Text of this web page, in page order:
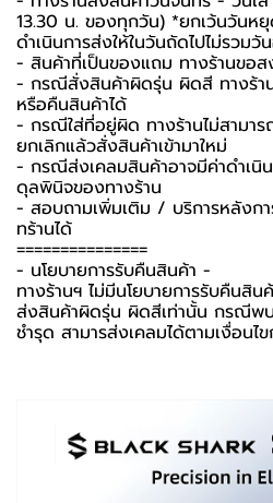
13.30 น. ของทุกวัน) *ยกเว้นวันห
ดำเนินการส่งให้ในวันถัดไปไม่รวมวั
- สินค้าที่เป็นของแถม ทางร้านขอ
- กรณีสั่งสินค้าผิดรุ่น ผิดสี ทางร้า
หรือคืนสินค้าได้
- กรณีใส่ที่อยู่ผิด ทางร้านไม่สามาร
ยกเลิกแล้วสั่งสินค้าเข้ามาใหม่
- กรณีส่งเคลมสินค้าอาจมีค่าดำเนิ
ดุลพินิจของทางร้าน
- สอบถามเพิ่มเติม / บริการหลังก
ทร้านได้
===============
-️ นโยบายการรับคืนสินค้า -️
ทางร้านฯ ไม่มีนโยบายการรับคืนสิ
ส่งสินค้าผิดรุ่น ผิดสีเท่านั้น กรณีพ
ชำรุด สามารส่งเคลมได้ตามเงื่อนไ